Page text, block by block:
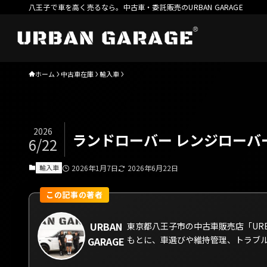
八王子で車を高く売るなら。中古車・委託販売のURBAN GARAGE
ホーム 中古車在庫 輸入車
ランドローバー レンジローバ
2026
6/22
輸入車 2026年1月7日 2026年6月22日
URBAN
GARAGE
東京都八王子市の中古車販売店「
もとに、車選びや維持管理、トラブ